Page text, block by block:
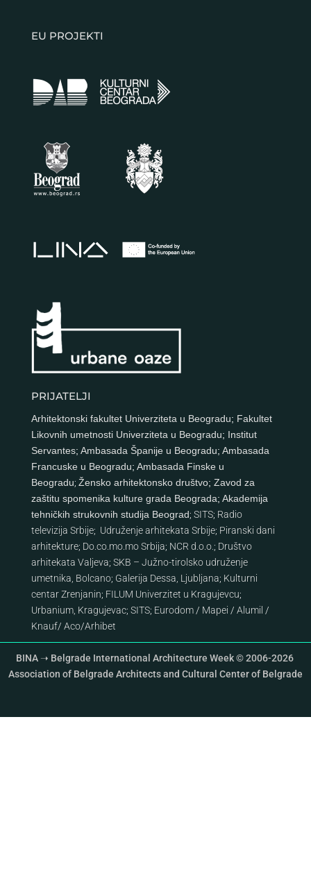
EU PROJEKTI
PRIJATELJI
Arhitektonski fakultet Univerziteta u Beogradu; Fakultet
Likovnih umetnosti Univerziteta u Beogradu; Institut
Servantes; Ambasada Španije u Beogradu; Ambasada
Francuske u Beogradu; Ambasada Finske u
Beogradu; Žensko arhitektonsko društvo; Zavod za
zaštitu spomenika kulture grada Beograda; Akademija
tehničkih strukovnih studija Beograd; SITS; Radio
televizija Srbije; Udruženje arhitekata Srbije; Piranski dani
arhitekture; Do.co.mo.mo Srbija; NCR d.o.o. ; Društvo
arhitekata Valjeva; SKB – Južno-tirolsko udruženje
umetnika, Bolcano; Galerija Dessa, Ljubljana; Kulturni
centar Zrenjanin; FILUM Univerzitet u Kragujevcu;
Urbanium, Kragujevac; SITS; Eurodom/ Mapei / Alumil /
Knauf/ Aco/Arhibet
BINA ➝ Belgrade International Architecture Week © 2006-2026
Association of Belgrade Architects and Cultural Center of Belgrade